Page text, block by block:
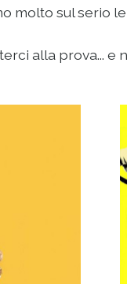
molto sul serio
alla prova... e